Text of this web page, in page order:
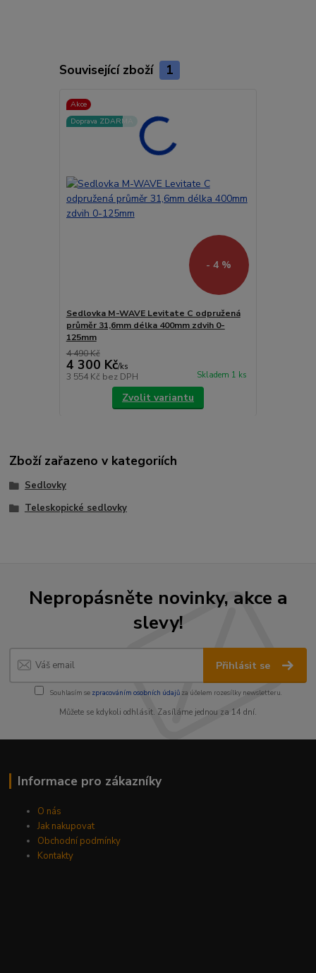
Související zboží 1
Akce
Doprava ZDARMA
- 4 %
Sedlovka M-WAVE Levitate C odpružená
průměr 31,6mm délka 400mm zdvih 0-
125mm
4 490 Kč
4 300 Kč/ks
3 554 Kč bez DPH Skladem 1 ks
Zvolit variantu
Zboží zařazeno v kategoriích
Sedlovky
Teleskopické sedlovky
Nepropásněte novinky, akce a
slevy!
Přihlásit se
Souhlasím se zpracováním osobních údajůza účelem rozesílky newsletteru.
Můžete se kdykoli odhlásit. Zasíláme jednou za 14 dní.
Informace pro zákazníky
O nás
Jak nakupovat
Obchodní podmínky
Kontakty